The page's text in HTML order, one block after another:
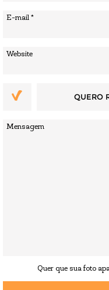
QUERO
Quer que sua foto